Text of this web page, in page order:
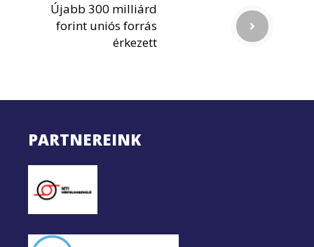
Újabb 300 milliárd
forint uniós forrás
érkezett
PARTNEREINK